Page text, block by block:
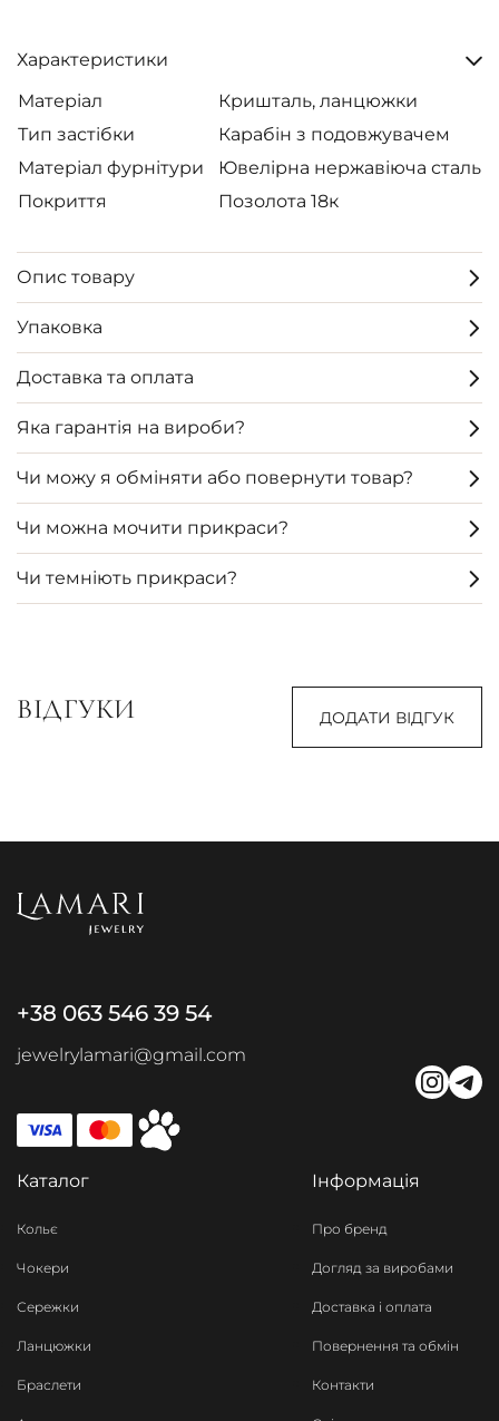
Характеристики
Матеріал
Кришталь, ланцюжки
Тип застібки
Карабін з подовжувачем
Матеріал фурнітури
Ювелірна нержавіюча сталь
Покриття
Позолота 18к
Опис товару
Упаковка
Доставка та оплата
Яка гарантія на вироби?
Чи можу я обміняти або повернути товар?
Чи можна мочити прикраси?
Чи темніють прикраси?
ВІДГУКИ ДОДАТИ ВІДГУК
+38 063 546 39 54
jewelrylamari@gmail.com
Каталог
Кольє
Чокери
Сережки
Ланцюжки
Браслети
Інформація
Про бренд
Догляд за виробами
Доставка і оплата
Повернення та обмін
Контакти